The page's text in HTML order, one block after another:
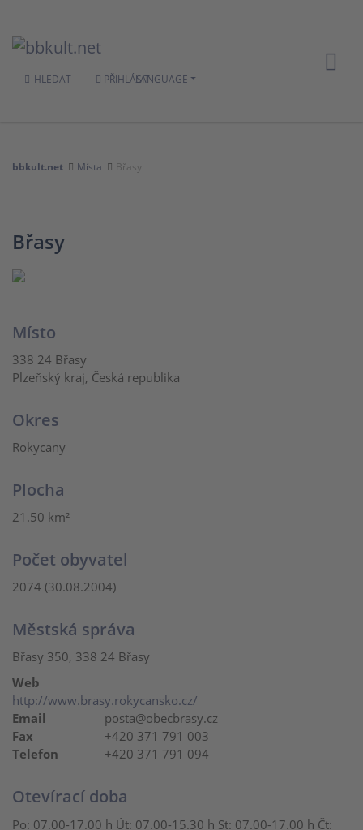
HLEDAT PŘIHLÁSITLANGUAGE
bbkult.net Místa Břasy
Břasy
Místo
338 24 Břasy
Plzeňský kraj, Česká republika
Okres
Rokycany
Plocha
21.50 km²
Počet obyvatel
2074 (30.08.2004)
Městská správa
Břasy 350, 338 24 Břasy
Web
http://www.brasy.rokycansko.cz/
Email
posta@obecbrasy.cz
Fax
+420 371 791 003
Telefon
+420 371 791 094
Otevírací doba
Po: 07.00-17.00 h Út: 07.00-15.30 h St: 07.00-17.00 h Čt: